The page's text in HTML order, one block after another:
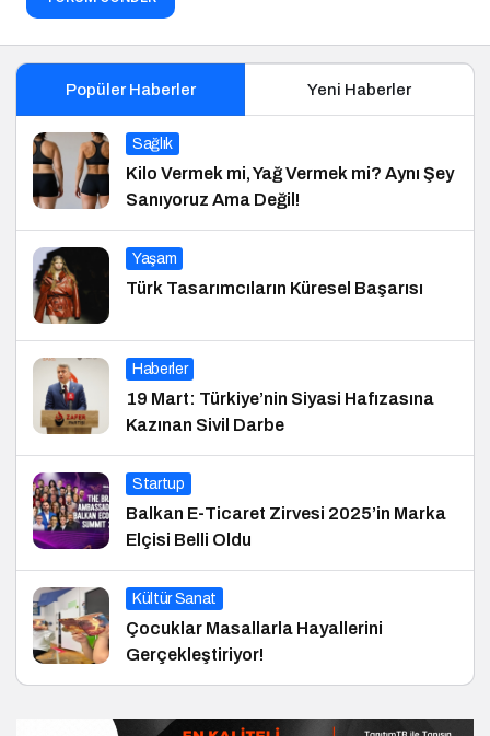
Popüler Haberler Yeni Haberler
Sağlık
Kilo Vermek mi, Yağ Vermek mi? Aynı Şey
Sanıyoruz Ama Değil!
Yaşam
Türk Tasarımcıların Küresel Başarısı
Haberler
19 Mart: Türkiye’nin Siyasi Hafızasına
Kazınan Sivil Darbe
Startup
Balkan E-Ticaret Zirvesi 2025’in Marka
Elçisi Belli Oldu
Kültür Sanat
Çocuklar Masallarla Hayallerini
Gerçekleştiriyor!